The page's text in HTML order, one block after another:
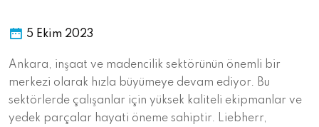
5 Ekim 2023
Ankara, inşaat ve madencilik sektörünün önemli bir
merkezi olarak hızla büyümeye devam ediyor. Bu
sektörlerde çalışanlar için yüksek kaliteli ekipmanlar ve
yedek parçalar hayati öneme sahiptir. Liebherr,